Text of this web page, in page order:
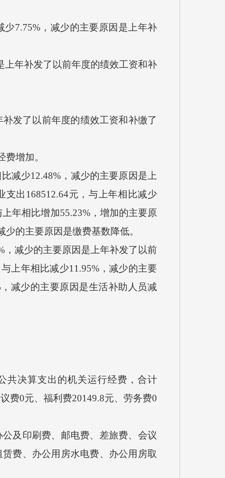
7.75%，减少的主要原因是上年补
年补发了以前年度的绩效工资和补
发了以前年度的绩效工资和补缴了
增加。
减少12.48%，减少的主要原因是上
出168512.64元，与上年相比减少
年相比增加55.23%，增加的主要原
的主要原因是缴费基数降低。
减少的主要原因是上年补发了以前
上年相比减少11.95%，减少的主要
减少的主要原因是生活补助人员减
决算支出的机关运行经费，合计
费0元、福利费20149.8元、劳务费0
及印刷费、邮电费、差旅费、会议
费、办公用房水电费、办公用房取